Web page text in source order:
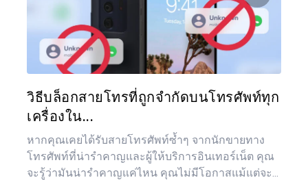
วิธีบล็อกสายโทรที่ถูกจำกัดบนโทรศัพท์ทุก
เครื่องใน...
หากคุณเคยได้รับสายโทรศัพท์ซ้ำๆ จากนักขายทาง
โทรศัพท์ที่น่ารำคาญและผู้ให้บริการอินเทอร์เน็ต คุณ
จะรู้ว่ามันน่ารำคาญแค่ไหน คุณไม่มีโอกาสแม้แต่จะ...